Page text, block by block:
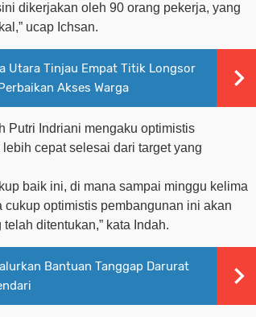
dikerjakan oleh 90 orang pekerja, yang
ucap Ichsan.
Utara Tinjau Empat Titik Longsor
Akses Warga
Putri Indriani mengaku optimistis
cepat selesai dari target yang
baik ini, di mana sampai minggu kelima
cukup optimistis pembangunan ini akan
ditentukan,” kata Indah.
Bantuan Tanggap Darurat